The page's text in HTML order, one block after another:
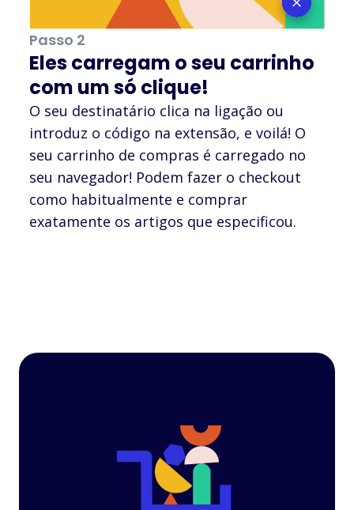
Passo 2
Eles carregam o seu carrinho
com um só clique!
O seu destinatário clica na ligação ou
introduz o código na extensão, e voilá! O
seu carrinho de compras é carregado no
seu navegador! Podem fazer o checkout
como habitualmente e comprar
exatamente os artigos que especificou.